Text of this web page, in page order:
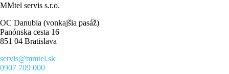
MMtel servis s.r.o.
OC Danubia (vonkajšia pasáž)
Panónska cesta 16
851 04 Bratislava
servis@mmtel.sk
0907 709 000